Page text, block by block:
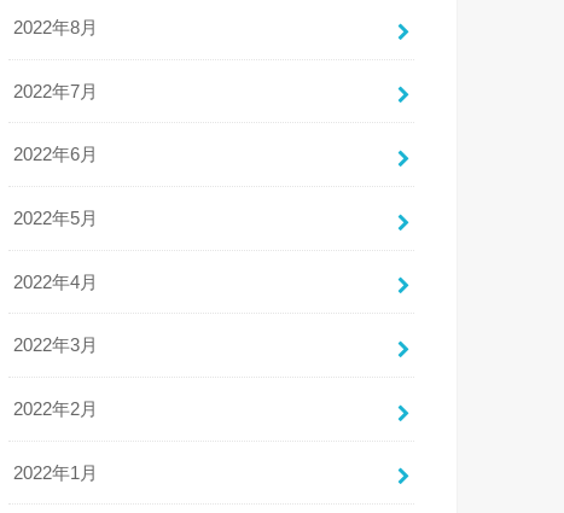
2022年8月
2022年7月
2022年6月
2022年5月
2022年4月
2022年3月
2022年2月
2022年1月